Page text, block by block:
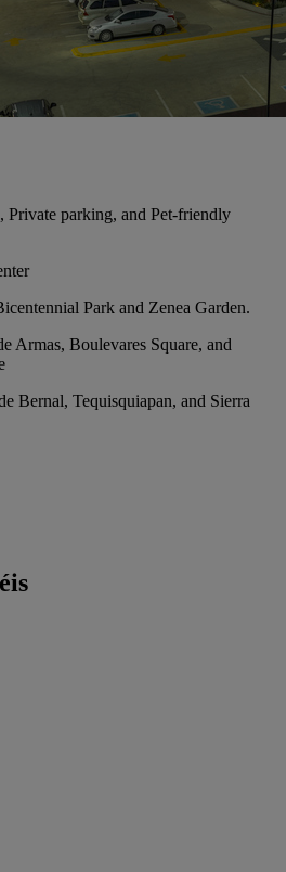
Private parking, and Pet-friendly
Park and Zenea Garden.
Armas, Boulevares Square, and
Bernal, Tequisquiapan, and Sierra